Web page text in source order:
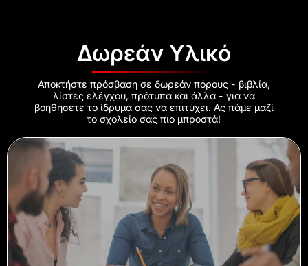
Δωρεάν Υλικό
Αποκτήστε πρόσβαση σε δωρεάν πόρους - βιβλία,
λίστες ελέγχου, πρότυπα και άλλα - για να
βοηθήσετε το ίδρυμά σας να επιτύχει. Ας πάμε μαζί
το σχολείο σας πιο μπροστά!